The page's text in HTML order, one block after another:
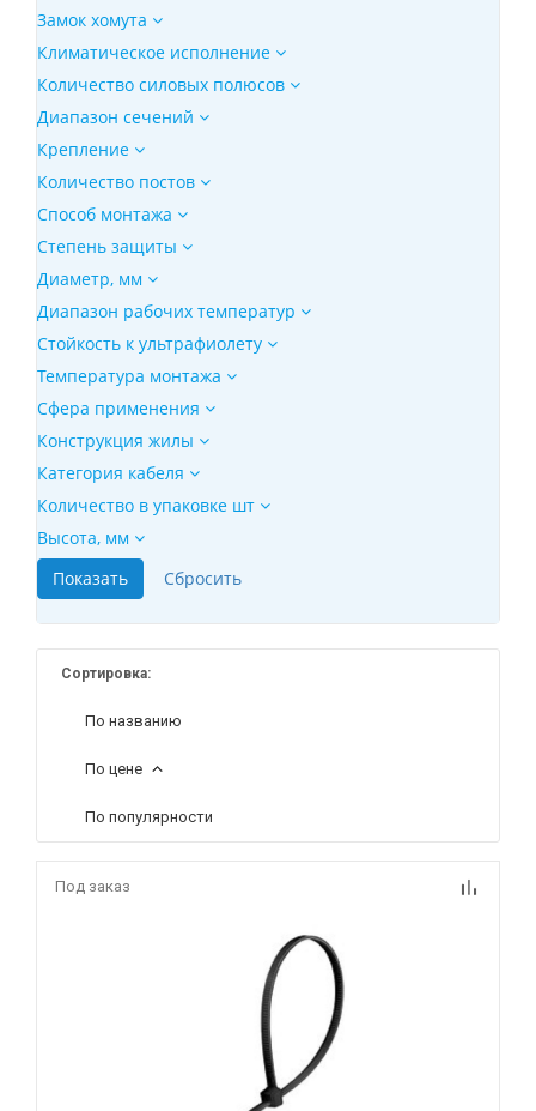
Замок хомута
Климатическое исполнение
Количество силовых полюсов
Диапазон сечений
Крепление
Количество постов
Способ монтажа
Степень защиты
Диаметр, мм
Диапазон рабочих температур
Стойкость к ультрафиолету
Температура монтажа
Сфера применения
Конструкция жилы
Категория кабеля
Количество в упаковке шт
Высота, мм
Сортировка:
По названию
По цене
По популярности
Под заказ